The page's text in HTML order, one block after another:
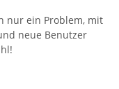
nur ein Problem, mit
neue Benutzer